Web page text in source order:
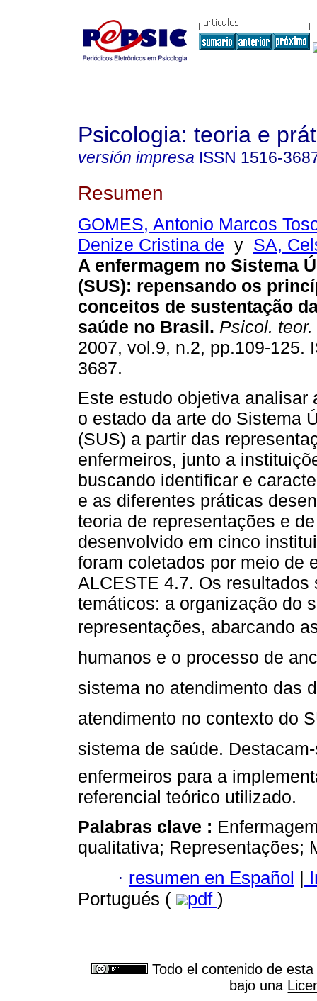
Psicologia: teoria e
versión impresa ISSN 1516-
Resumen
GOMES, Antonio Marcos
Denize Cristina de y SA,
A enfermagem no Sistema
(SUS): repensando os
conceitos de sustentação
saúde no Brasil. Psicol. teor.
2007, vol.9, n.2, pp.109-125.
3687.
Este estudo objetiva analisar
o estado da arte do Sistema
(SUS) a partir das
enfermeiros, junto a
buscando identificar e
e as diferentes práticas
teoria de representações e
desenvolvido em cinco
foram coletados por meio de
ALCESTE 4.7. Os
temáticos: a organização do
representações, abarcando
humanos e o processo de
sistema no atendimento das
atendimento no contexto do
sistema de saúde.
enfermeiros para a
referencial teórico utilizado.
Palabras clave :
qualitativa; Representações;
· resumen en Español |
Portugués (
pdf )
Todo el contenido de
bajo una